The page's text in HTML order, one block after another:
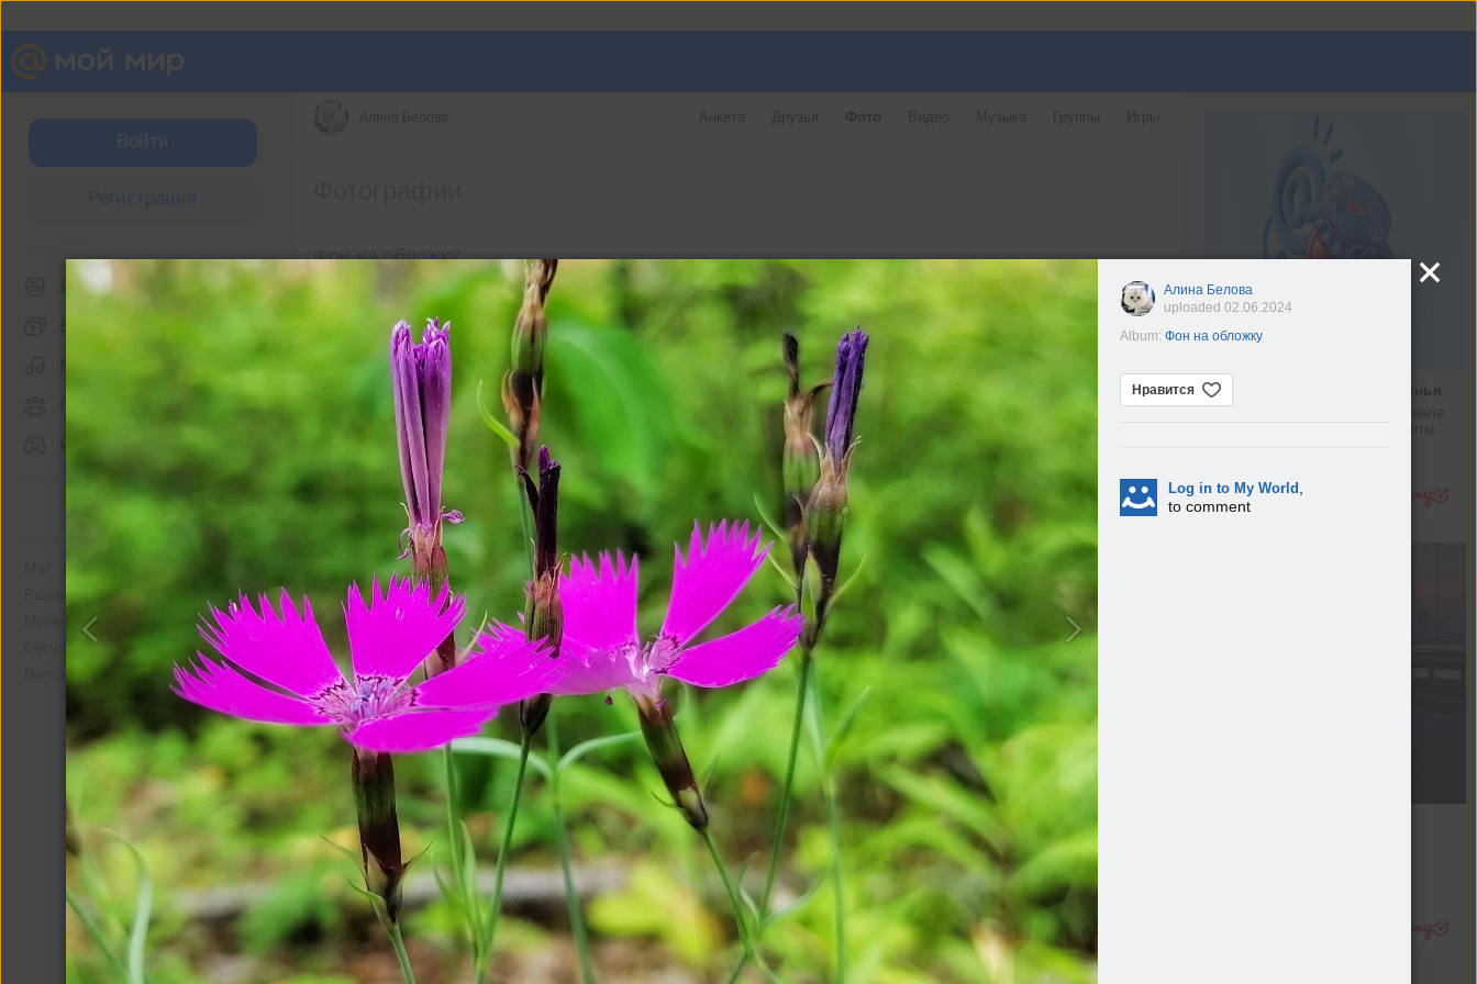
Войти
Лента
Видео
Музыка
О компании
Разработчикам
Мобильная версия
Помощь
Обсудить проект
Пользовательское соглашение
Алина Белова Анкета Друзья Фото Видео Музыка Группы Игры
Фон на обложку
Другие альбомы
Рецепт малинового варенья
Что можно найти в нашем канале:
новости Mail, любимые рецепты...
Подробнее
Алина Белова
uploaded 02.06.2024
Album: Фон на обложку
Нравится
Log in to My World
to comment